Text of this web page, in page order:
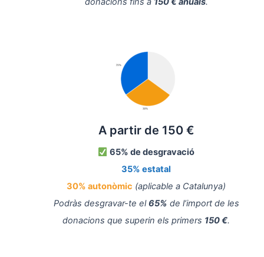
A partir de 150 €
65% de desgravació
35% estatal
30% autonòmic (aplicable a Catalunya)
Podràs desgravar-te el65% de l’import de les
donacions que superin els primers 150 €.